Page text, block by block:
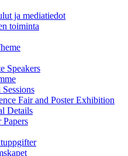
ja mediatiedot
toiminta
Speakers
Fair and Poster Exhibition
Details